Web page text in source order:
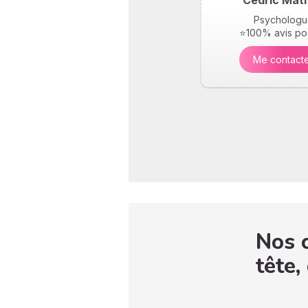
⭐100% avis
Me
Nos
tête,